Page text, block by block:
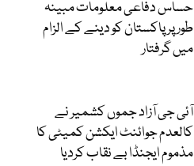
حساس دفاعی معلومات مبینہ
طور پر پاکستان کو دینے کے الزام
میں گرفتار
آئی جی آزاد جموں کشمیر نے
کالعدم جوائنٹ ایکشن کمیٹی کا
مذموم ایجنڈا بے نقاب کردیا